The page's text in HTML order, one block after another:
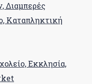
Διαμπερές
Καταπληκτική
Εκκλησία,